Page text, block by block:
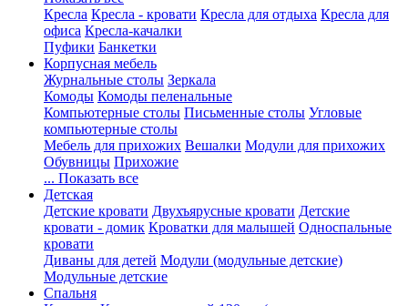
Кресла Кресла - кровати Кресла для отдыха Кресла для
офиса Кресла-качалки
Пуфики Банкетки
Корпусная мебель
Журнальные столы Зеркала
Комоды Комоды пеленальные
Компьютерные столы Письменные столы Угловые
компьютерные столы
Мебель для прихожих Вешалки Модули для прихожих
Обувницы Прихожие
... Показать все
Детская
Детские кровати Двухъярусные кровати Детские
кровати - домик Кроватки для малышей Односпальные
кровати
Диваны для детей Модули (модульные детские)
Модульные детские
Спальня